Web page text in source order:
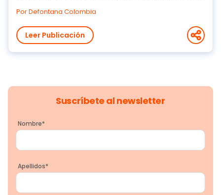
Por Defontana Colombia
Leer Publicación
Suscríbete al newsletter
Nombre*
Apellidos*